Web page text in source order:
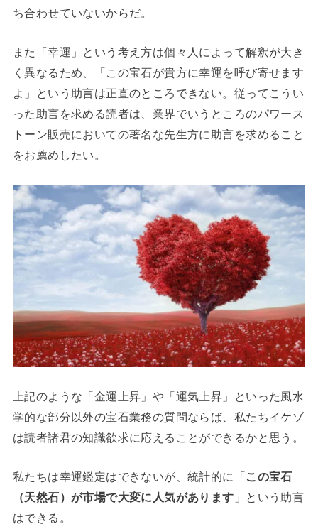
ち合わせていないからだ。
また「幸運」という考え方は個々人によって解釈が大き
く異なるため、「この宝石が貴方に幸運を呼び寄せます
よ」という助言は正直のところできない。従ってこうい
った助言を求める読者は、業界でいうところのパワース
トーン販売においての著名な先生方に助言を求めること
をお薦めしたい。
上記のような「金運上昇」や「運気上昇」といった風水
学的な部分以外の宝石業務の質問ならば、私たちイケゾ
は読者諸君の知識欲求に応えることができるかと思う。
私たちは幸運鑑定はできないが、統計的に「この宝石
（天然石）が市場で大変に人気があります 」という助言
はできる。